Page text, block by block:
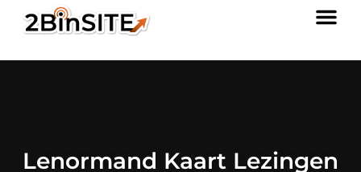
Lenormand Kaart Lezingen